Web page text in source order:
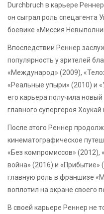
Durchbruch в карьере
он сыграл роль спецагента
боевике «Миссия
Впоследствии Реннер
популярность у зрителей
«Международ» (2009),
«Реальные упыри» (2010) и
его карьера получила
главного супергероя
После этого Реннер
кинематографическое
«Без компромиссов» (2012),
война» (2016) и «Прибытие»
главную роль в франшизе
воплотил на экране своего
В своей карьере Реннер не